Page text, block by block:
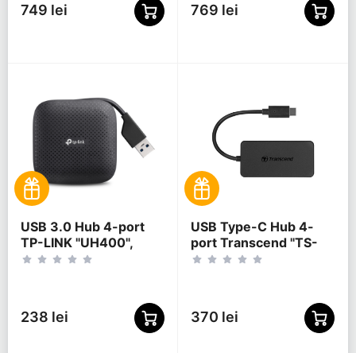
749 lei 769 lei
USB 3.0 Hub 4-port
TP-LINK "UH400",
Black
238 lei
USB Type-C Hub 4-
port Transcend "TS-
HUB2C" Black (1xUSB
370 lei